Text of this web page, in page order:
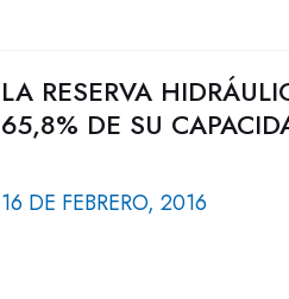
LA RESERVA
65,8% DE SU
16 DE FEBRERO, 2016